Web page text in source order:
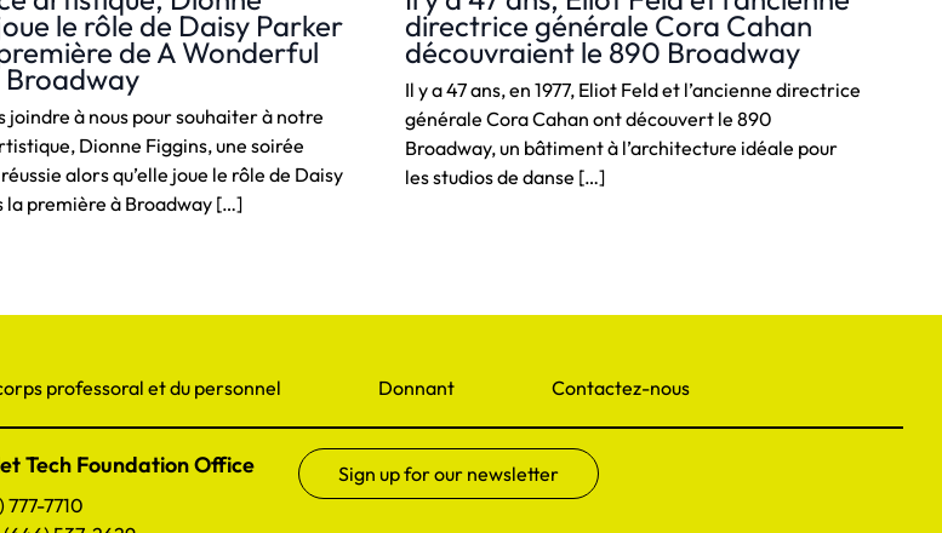
le rôle de Daisy Parker
de A Wonderful
joindre à nous pour souhaiter à notre
Dionne Figgins, une soirée
alors qu’elle joue le rôle de Daisy
la première à Broadway […]
directrice générale Cora Cahan
découvraient le 890 Broadway
Il y a 47 ans, en 1977, Eliot Feld et l’ancienne directrice
générale Cora Cahan ont découvert le 890
Broadway, un bâtiment à l’architecture idéale pour
les studios de danse […]
professoral et du personnel Donnant Contactez-nous
Tech Foundation Office
777-7710
Sign up for our newsletter